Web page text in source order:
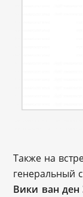
Также на
генеральный
Вики ван ден